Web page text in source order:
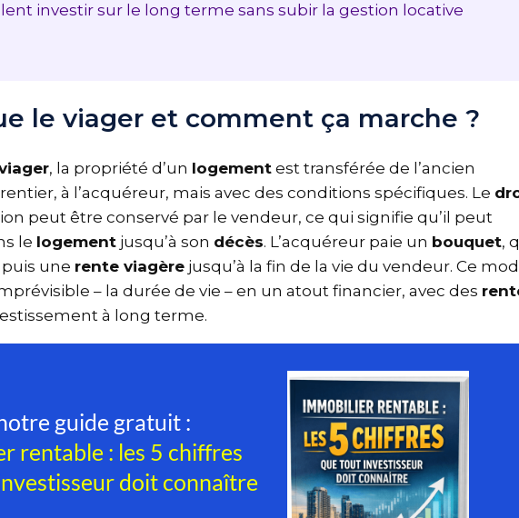
investir sur le long terme sans subir la gestion locative
le viager et comment ça marche ?
, la propriété d’unlogementest transférée de l’ancien
à l’acquéreur, mais avec des conditions spécifiques. Le
peut être conservé par le vendeur, ce qui signifie qu’il peut
lelogementjusqu’à sondécès . L’acquéreur paie unbouquet ,
puis unerente viagèrejusqu’à la fin de la vie du vendeur. Ce
– la durée de vie – en un atout financier, avec des
à long terme.